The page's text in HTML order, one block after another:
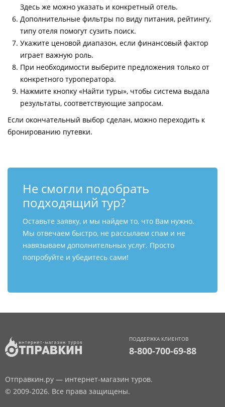
Здесь же можно указать и конкретный отель.
Дополнительные фильтры по виду питания, рейтингу,
типу отеля помогут сузить поиск.
Укажите ценовой диапазон, если финансовый фактор
играет важную роль.
При необходимости выберите предложения только от
конкретного туроператора.
Нажмите кнопку «Найти туры», чтобы система выдала
результаты, соответствующие запросам.
Если окончательный выбор сделан, можно переходить к
бронированию путевки.
Не смогли подобрать
подходящий тур?
Оставьте заявку, и мы найдем то, что Вам нужно.
Мы отвечаем быстро, не рассылаем спам и не
навязываем дополнительных услуг. Просто
попробуйте и убедитесь сами!
ПОДДЕРЖКА КЛИЕНТОВ
8-800-700-69-88
Отправкин.ру — интернет-магазин туров.
© 2009-2026. Все права защищены.